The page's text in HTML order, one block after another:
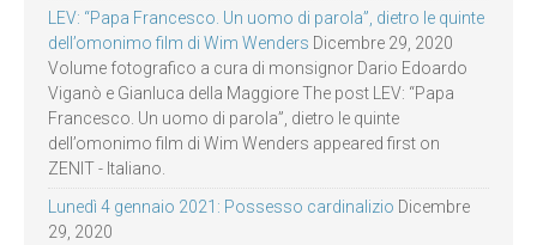
LEV: “Papa Francesco. Un uomo di parola”, dietro le quinte
dell’omonimo film di Wim Wenders Dicembre 29, 2020
Volume fotografico a cura di monsignor Dario Edoardo
Viganò e Gianluca della Maggiore The post LEV: “Papa
Francesco. Un uomo di parola”, dietro le quinte
dell’omonimo film di Wim Wenders appeared first on
ZENIT - Italiano.
Lunedì 4 gennaio 2021: Possesso cardinalizio Dicembre
29, 2020